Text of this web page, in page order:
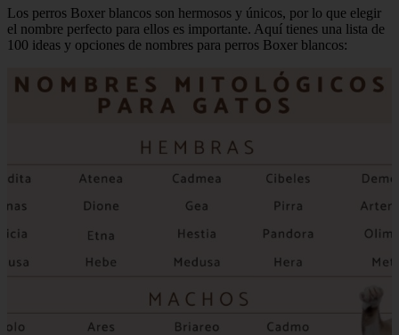
Los perros Boxer blancos son hermosos y únicos, por lo que elegir
el nombre perfecto para ellos es importante. Aquí tienes una lista de
100 ideas y opciones de nombres para perros Boxer blancos: